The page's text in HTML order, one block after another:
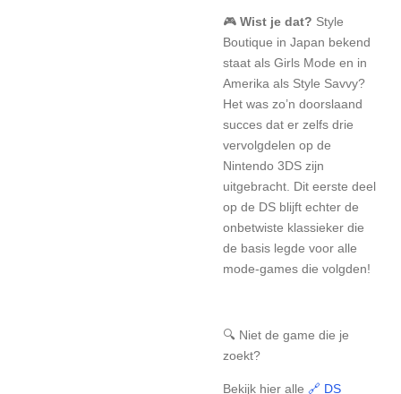
🎮 Wist je dat? Style
Boutique in Japan bekend
staat als Girls Mode en in
Amerika als Style Savvy?
Het was zo’n doorslaand
succes dat er zelfs drie
vervolgdelen op de
Nintendo 3DS zijn
uitgebracht. Dit eerste deel
op de DS blijft echter de
onbetwiste klassieker die
de basis legde voor alle
mode-games die volgden!
🔍 Niet de game die je
zoekt?
Bekijk hier alle 🔗 DS